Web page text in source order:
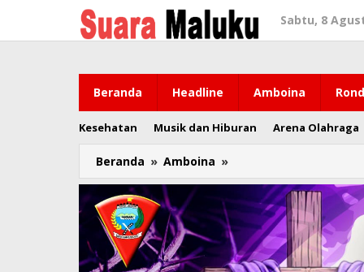
konten
Sabtu, 8
Beranda Headline Amboina
Kesehatan Musik dan Hiburan Arena Olahraga
Beranda » Amboina »
16
"Balon"
Anggota
DPD
RI
Dapil